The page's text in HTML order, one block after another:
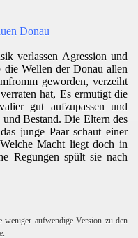
Donau
verlassen Agression und
Wellen der Donau allen
geworden, verzeiht
hat, Es ermutigt die
gut aufzupassen und
Bestand. Die Eltern des
junge Paar schaut einer
Macht liegt doch in
Regungen spült sie nach
aufwendige Version zu den